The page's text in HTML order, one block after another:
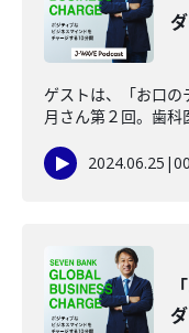
ゲストは、「お口
月さん第２回。歯科
2024.06.25 |